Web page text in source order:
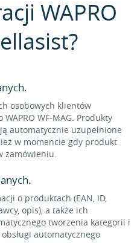
WAPRO
osobowych klientów
WF-MAG. Produkty
automatycznie uzupełnione
w momencie gdy produkt
zamówieniu.
o produktach (EAN, ID,
opis), a także ich
tworzenia kategorii i
automatycznego